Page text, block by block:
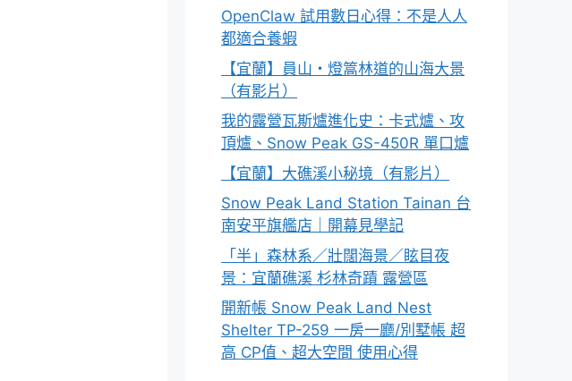
OpenClaw 試用數日心得：不是人人
都適合養蝦
【宜蘭】員山・燈篙林道的山海大景
（有影片）
我的露營瓦斯爐進化史：卡式爐、攻
頂爐、Snow Peak GS-450R 單口爐
【宜蘭】大礁溪小秘境（有影片）
Snow Peak Land Station Tainan 台
南安平旗艦店｜開幕見學記
「半」森林系／壯闊海景／眩目夜
景：宜蘭礁溪 杉林奇蹟 露營區
開新帳 Snow Peak Land Nest
Shelter TP-259 一房一廳/別墅帳 超
高 CP值、超大空間 使用心得